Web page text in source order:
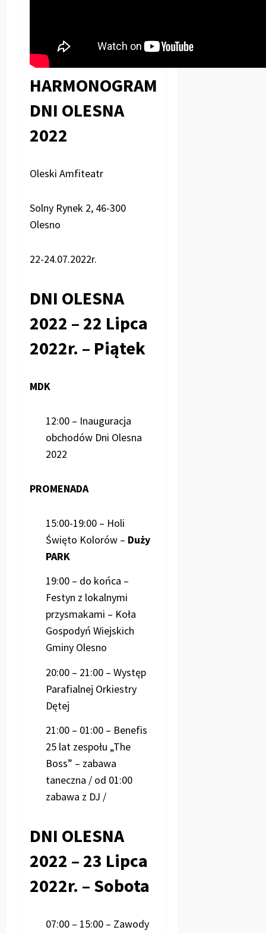
HARMONOGRAM
DNI OLESNA
2022
Oleski Amfiteatr
Solny Rynek 2, 46-300
Olesno
22-24.07.2022r.
DNI OLESNA
2022 – 22 Lipca
2022r. – Piątek
MDK
12:00 – Inauguracja
obchodów Dni Olesna
2022
PROMENADA
15:00-19:00 – Holi
Święto Kolorów – Duży
PARK
19:00 – do końca –
Festyn z lokalnymi
przysmakami – Koła
Gospodyń Wiejskich
Gminy Olesno
20:00 – 21:00 – Występ
Parafialnej Orkiestry
Dętej
21:00 – 01:00 – Benefis
25 lat zespołu „The
Boss” – zabawa
taneczna / od 01:00
zabawa z DJ /
DNI OLESNA
2022 – 23 Lipca
2022r. – Sobota
07:00 – 15:00 – Zawody